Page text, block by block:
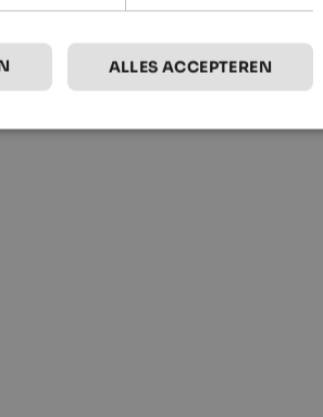
ALLES ACCEPTEREN